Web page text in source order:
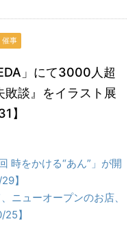
催事
」にて3000人超
敗談』をイラスト展
】
時をかける“あん”」が開
】
ニューオープンのお店、
】